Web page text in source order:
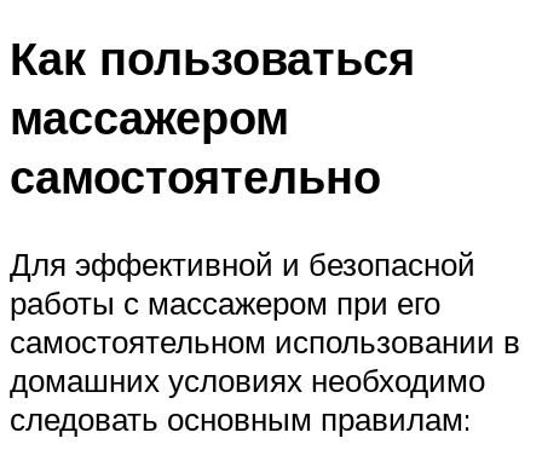
Как пользоваться
массажером
самостоятельно
Для эффективной и безопасной
работы с массажером при его
самостоятельном использовании в
домашних условиях необходимо
следовать основным правилам: